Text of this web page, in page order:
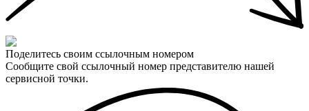
Поделитесь своим ссылочным номером
Сообщите свой ссылочный номер представителю нашей
сервисной точки.